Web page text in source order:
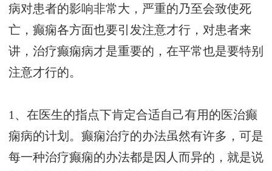
病对患者的影响非常大，严重的乃至会致使死
亡，癫痫各方面也要引发注意才行，对患者来
讲，治疗癫痫病才是重要的，在平常也是要特别
注意才行的。
1、在医生的指点下肯定合适自己有用的医治癫
痫病的计划。癫痫治疗的办法虽然有许多，可是
每一种治疗癫痫的办法都是因人而异的，就是说